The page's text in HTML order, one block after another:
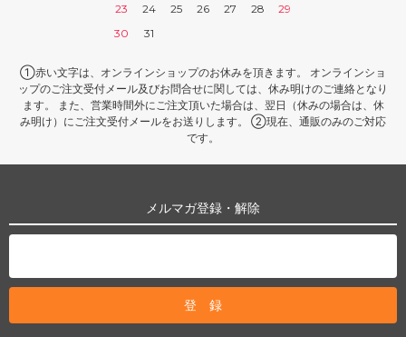
23
24 25 26 27 28
29
30
31
①赤い文字は、オンラインショップのお休みを頂きます。 オンラインショ
ップのご注文受付メール及びお問合せに関しては、休み明けのご連絡となり
ます。 また、営業時間外にご注文頂いた場合は、翌日（休みの場合は、休
み明け）にご注文受付メールをお送りします。 ②現在、通販のみのご対応
です。
メルマガ登録・解除